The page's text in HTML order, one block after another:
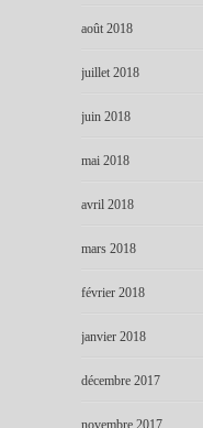
août 2018
juillet 2018
juin 2018
mai 2018
avril 2018
mars 2018
février 2018
janvier 2018
décembre 2017